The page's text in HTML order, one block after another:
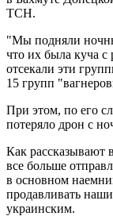
ТСН.
"Мы подняли
что их была куча
отсекали эти
15 групп
При этом, по его
потеряло дрон с
Как рассказывают
все больше
в основном
продавливать
украинским.